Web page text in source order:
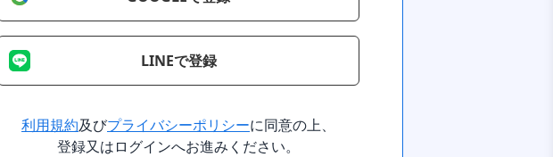
LINEで登録
利用規約及びプライバシーポリシーに同意の上、
登録又はログインへお進みください。